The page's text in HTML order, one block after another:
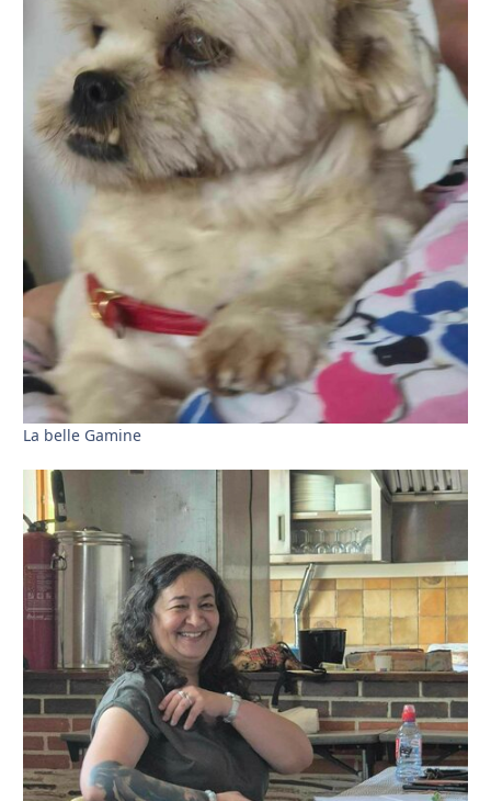
La belle Gamine